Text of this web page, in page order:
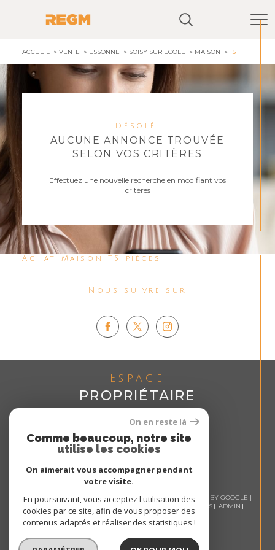
ACCUEIL VENTE ESSONNE SOISY SUR ECOLE MAISON T5
Désolé,
AUCUNE ANNONCE TROUVÉE
SELON VOS CRITÈRES
Effectuez une nouvelle recherche en modifiant vos
critères
Achat Maison T5 pièces
Nous suivre sur
Espace
PROPRIÉTAIRE
Se connecter
© 2026 | TOUS DROITS RÉSERVÉS | TRADUCTION POWERED BY GOOGLE |
NOS HONORAIRES
PLAN DU SITE MENTIONS LÉGALES
ADMIN
NOS LIENS
POLITIQUE RGPD COOKIES
On en reste là
Comme beaucoup, notre site
utilise les cookies
On aimerait vous accompagner pendant
votre visite.
En poursuivant, vous acceptez l'utilisation des
cookies par ce site, afin de vous proposer des
contenus adaptés et réaliser des statistiques !